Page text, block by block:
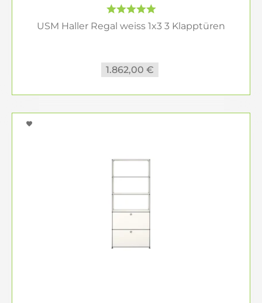
USM Haller Regal weiss 1x3 3 Klapptüren
1.862,00 €